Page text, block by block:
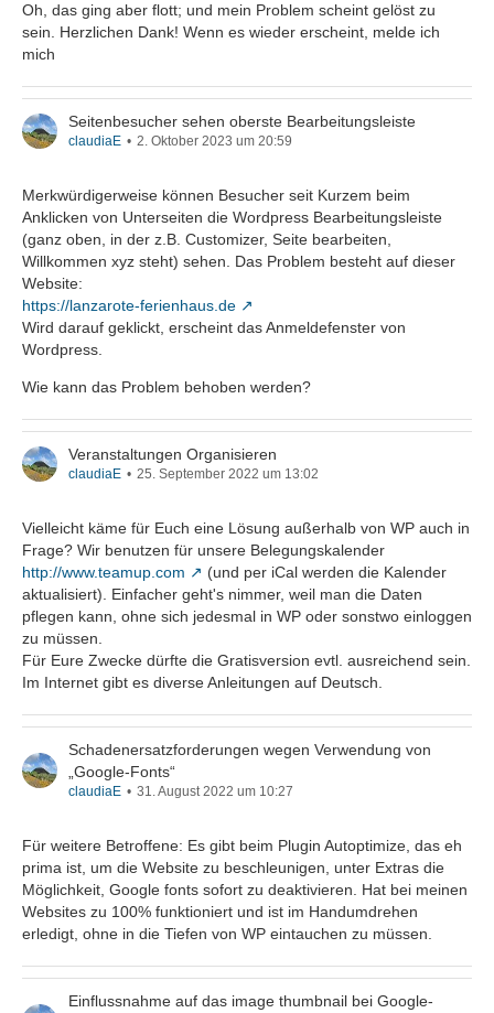
Oh, das ging aber flott; und mein Problem scheint gelöst zu
sein. Herzlichen Dank! Wenn es wieder erscheint, melde ich
mich
Seitenbesucher sehen oberste Bearbeitungsleiste
claudiaE 2. Oktober 2023 um 20:59
Merkwürdigerweise können Besucher seit Kurzem beim
Anklicken von Unterseiten die Wordpress Bearbeitungsleiste
(ganz oben, in der z.B. Customizer, Seite bearbeiten,
Willkommen xyz steht) sehen. Das Problem besteht auf dieser
Website:
https://lanzarote-ferienhaus.de
Wird darauf geklickt, erscheint das Anmeldefenster von
Wordpress.
Wie kann das Problem behoben werden?
Veranstaltungen Organisieren
claudiaE 25. September 2022 um 13:02
Vielleicht käme für Euch eine Lösung außerhalb von WP auch in
Frage? Wir benutzen für unsere Belegungskalender
http://www.teamup.com
(und per iCal werden die Kalender
aktualisiert). Einfacher geht's nimmer, weil man die Daten
pflegen kann, ohne sich jedesmal in WP oder sonstwo einloggen
zu müssen.
Für Eure Zwecke dürfte die Gratisversion evtl. ausreichend sein.
Im Internet gibt es diverse Anleitungen auf Deutsch.
Schadenersatzforderungen wegen Verwendung von
„Google-Fonts“
claudiaE 31. August 2022 um 10:27
Für weitere Betroffene: Es gibt beim Plugin Autoptimize, das eh
prima ist, um die Website zu beschleunigen, unter Extras die
Möglichkeit, Google fonts sofort zu deaktivieren. Hat bei meinen
Websites zu 100% funktioniert und ist im Handumdrehen
erledigt, ohne in die Tiefen von WP eintauchen zu müssen.
Einflussnahme auf das image thumbnail bei Google-